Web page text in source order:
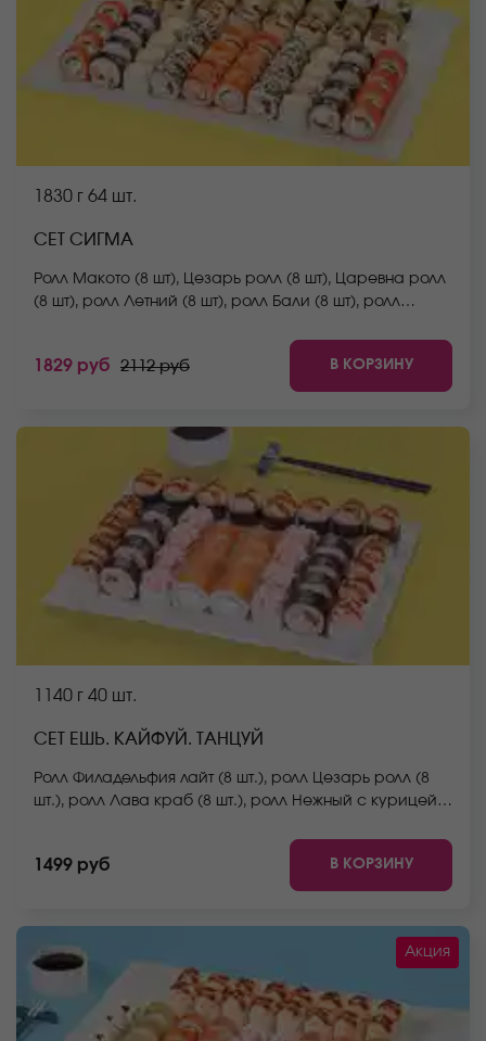
1830 г 64 шт.
СЕТ СИГМА
Ролл Макото (8 шт), Цезарь ролл (8 шт), Царевна ролл
(8 шт), ролл Летний (8 шт), ролл Бали (8 шт), ролл
ролл Сакамото (8 шт) *Не забудьте заказать имбирь,
васаби и соевый соус. Они не входят в стоимость
заказа. *Внешний вид блюда может отличаться от
1829 руб 2112 руб В КОРЗИНУ
1140 г 40 шт.
СЕТ ЕШЬ. КАЙФУЙ. ТАНЦУЙ
Ролл Филадельфия лайт (8 шт.), ролл Цезарь ролл (8
шт.), ролл Лава краб (8 шт.), ролл Нежный с курицей
имбирь, васаби и соевый соус. Они не входят в
стоимость заказа. *Внешний вид блюда может
1499 руб В КОРЗИНУ
Акция